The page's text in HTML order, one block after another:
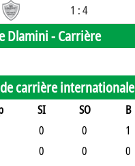
1 : 4
Dlamini -Carrière
carrière internationale
SI SO B
0 0 1
0 0 0